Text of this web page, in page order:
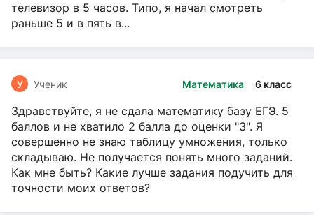
телевизор в 5 часов. Типо, я начал смотреть
раньше 5 и в пять в...
Математика 6 класс
У Ученик
Здравствуйте, я не сдала математику базу ЕГЭ. 5
баллов и не хватило 2 балла до оценки "3". Я
совершенно не знаю таблицу умножения, только
складываю. Не получается понять много заданий.
Как мне быть? Какие лучше задания подучить для
точности моих ответов?